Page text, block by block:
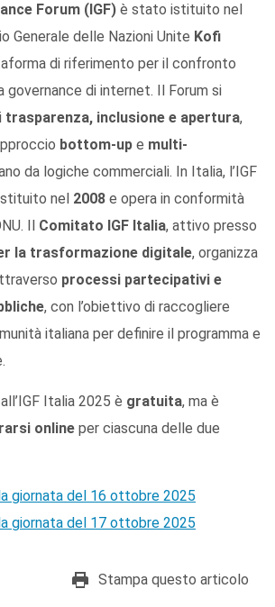
Forum (IGF) è stato istituito nel
Generale delle Nazioni Unite Kofi
di riferimento per il confronto
governance di internet. Il Forum si
trasparenza, inclusione e apertura,
bottom-up e multi-
da logiche commerciali. In Italia, l’IGF
nel 2008 e opera in conformità
Il Comitato IGF Italia, attivo presso
la trasformazione digitale, organizza
processi partecipativi e
, con l’obiettivo di raccogliere
italiana per definire il programma e
Italia 2025 è gratuita, ma è
online per ciascuna delle due
giornata del 16 ottobre 2025
giornata del 17 ottobre 2025
Stampa questo articolo